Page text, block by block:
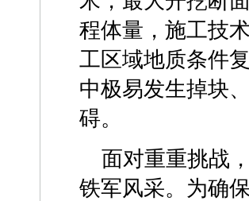
程体量，施工技
工区域地质条件
中极易发生掉块
碍。
面对重重挑战
铁军风采。为确